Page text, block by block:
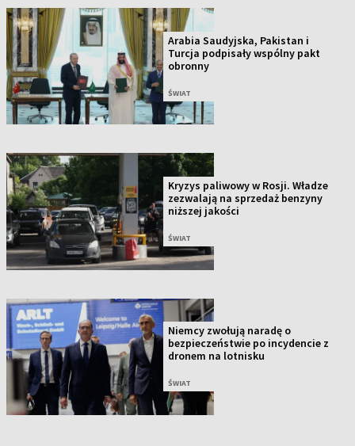
Arabia Saudyjska, Pakistan i
Turcja podpisały wspólny pakt
obronny
ŚWIAT
Kryzys paliwowy w Rosji. Władze
zezwalają na sprzedaż benzyny
niższej jakości
ŚWIAT
Niemcy zwołują naradę o
bezpieczeństwie po incydencie z
dronem na lotnisku
ŚWIAT